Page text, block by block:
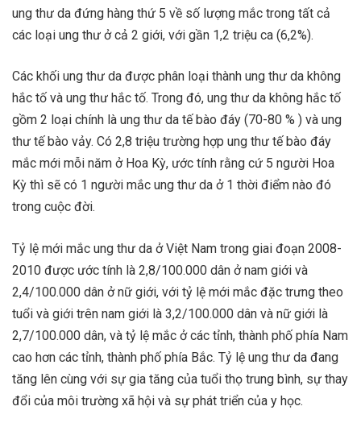
ung thư da đứng hàng thứ 5 về số lượng mắc trong tất cả
các loại ung thư ở cả 2 giới, với gần 1,2 triệu ca (6,2%).
Các khối ung thư da được phân loại thành ung thư da không
hắc tố và ung thư hắc tố. Trong đó, ung thư da không hắc tố
gồm 2 loại chính là ung thư da tế bào đáy (70-80 % ) và ung
thư tế bào vảy. Có 2,8 triệu trường hợp ung thư tế bào đáy
mắc mới mỗi năm ở Hoa Kỳ, ước tính rằng cứ 5 người Hoa
Kỳ thì sẽ có 1 người mắc ung thư da ở 1 thời điểm nào đó
trong cuộc đời.
Tỷ lệ mới mắc ung thư da ở Việt Nam trong giai đoạn 2008-
2010 được ước tính là 2,8/100.000 dân ở nam giới và
2,4/100.000 dân ở nữ giới, với tỷ lệ mới mắc đặc trưng theo
tuổi và giới trên nam giới là 3,2/100.000 dân và nữ giới là
2,7/100.000 dân, và tỷ lệ mắc ở các tỉnh, thành phố phía Nam
cao hơn các tỉnh, thành phố phía Bắc. Tỷ lệ ung thư da đang
tăng lên cùng với sự gia tăng của tuổi thọ trung bình, sự thay
đổi của môi trường xã hội và sự phát triển của y học.